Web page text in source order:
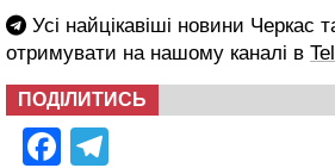
Усі найцікавіші новини Черкас
отримувати на нашому каналі в
ПОДІЛИТИСЬ
Facebook